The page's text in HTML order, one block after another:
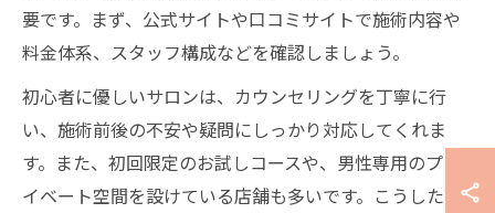
要です。まず、公式サイトや口コミサイトで施術内容や
料金体系、スタッフ構成などを確認しましょう。
初心者に優しいサロンは、カウンセリングを丁寧に行
い、施術前後の不安や疑問にしっかり対応してくれま
す。また、初回限定のお試しコースや、男性専用のプラ
イベート空間を設けている店舗も多いです。こうした配